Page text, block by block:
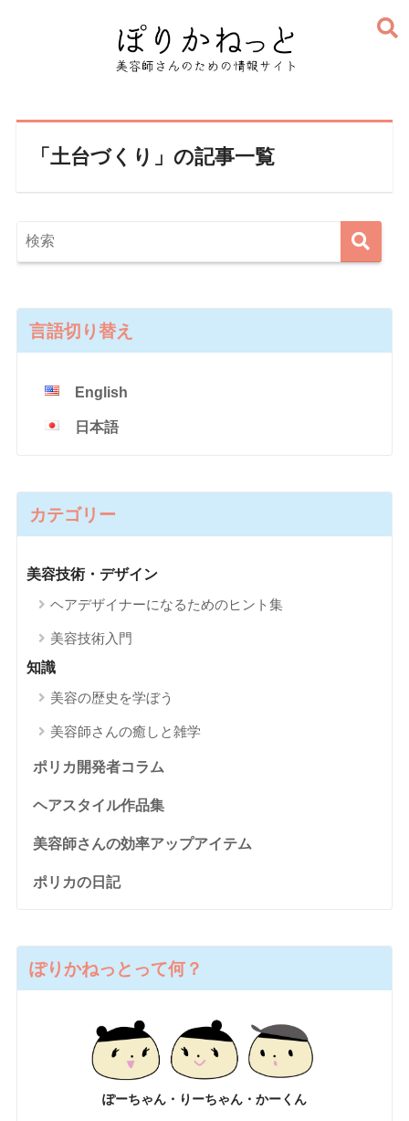
「土台づくり」の記事一覧
言語切り替え
English
日本語
カテゴリー
美容技術・デザイン
ヘアデザイナーになるためのヒント集
美容技術入門
知識
美容の歴史を学ぼう
美容師さんの癒しと雑学
ポリカ開発者コラム
ヘアスタイル作品集
美容師さんの効率アップアイテム
ポリカの日記
ぽりかねっとって何？
ぽーちゃん・りーちゃん・かーくん